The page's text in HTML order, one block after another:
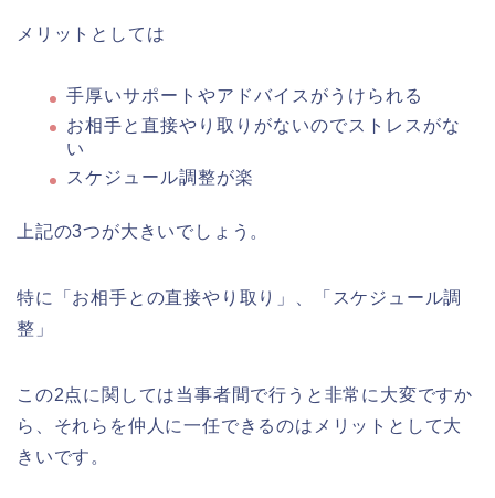
メリットとしては
手厚いサポートやアドバイスがうけられる
お相手と直接やり取りがないのでストレスがな
い
スケジュール調整が楽
上記の3つが大きいでしょう。
特に「お相手との直接やり取り」、「スケジュール調
整」
この2点に関しては当事者間で行うと非常に大変ですか
ら、それらを仲人に一任できるのはメリットとして大
きいです。